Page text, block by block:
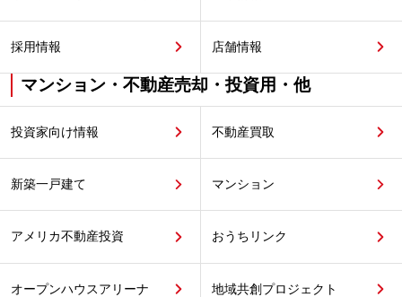
採用情報 店舗情報
マンション・不動産売却・投資用・他
投資家向け情報 不動産買取
新築一戸建て マンション
アメリカ不動産投資 おうちリンク
オープンハウスアリーナ 地域共創プロジェクト